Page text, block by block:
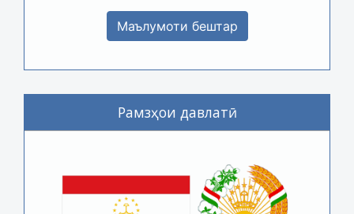
Маълумоти бештар
Рамзҳои давлатӣ